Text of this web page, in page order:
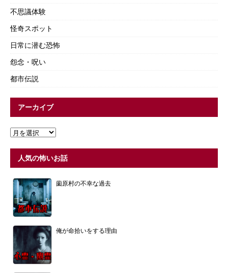
不思議体験
怪奇スポット
日常に潜む恐怖
怨念・呪い
都市伝説
アーカイブ
人気の怖いお話
薗原村の不幸な過去
俺が命拾いをする理由